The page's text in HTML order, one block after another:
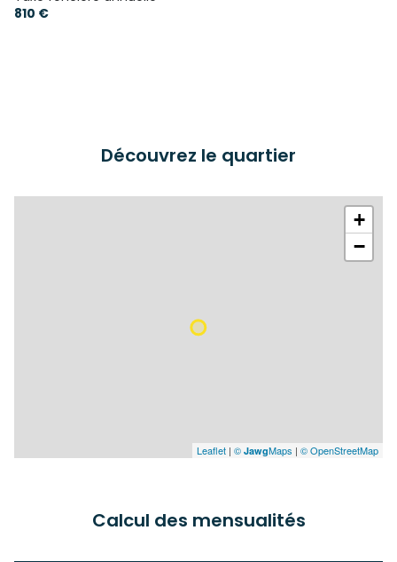
810 €
Découvrez le quartier
+
−
Leaflet | © JawgMaps | © OpenStreetMap
Calcul des mensualités